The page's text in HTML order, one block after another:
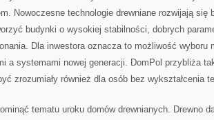
Nowoczesne technologie drewniane rozwijają się
budynki o wysokiej stabilności, dobrych
Dla inwestora oznacza to możliwość wyboru
a systemami nowej generacji. DomPol przybliża
zrozumiały również dla osób bez wykształcenia
tematu uroku domów drewnianych. Drewno